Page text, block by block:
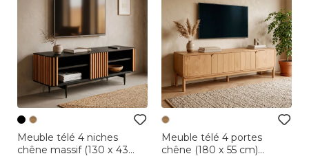
Meuble télé 4 niches
chêne massif (130 x 43
Meuble télé 4 portes
chêne (180 x 55 cm)